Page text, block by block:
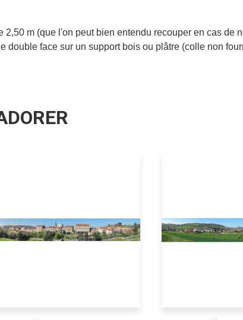
m (que l'on peut bien entendu recouper en cas de
double face sur un support bois ou plâtre (colle non